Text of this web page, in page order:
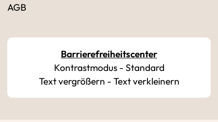
AGB
Barrierefreiheitscenter
Kontrastmodus- Standard
Text vergrößern - Text verkleinern
E-Mail-Adresse*
Bitte geben Sie eine gültige E-Mail-Adresse
Telefon*